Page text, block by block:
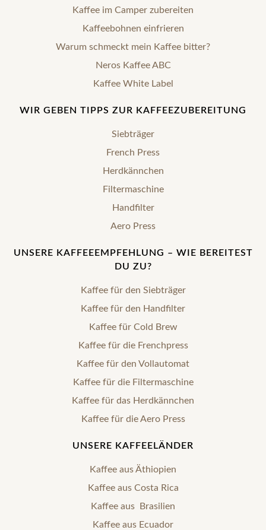
Kaffee im Camper zubereiten
Kaffeebohnen einfrieren
Warum schmeckt mein Kaffee bitter?
Neros Kaffee ABC
Kaffee White Label
WIR GEBEN TIPPS ZUR KAFFEEZUBEREITUNG
Siebträger
French Press
Herdkännchen
Filtermaschine
Handfilter
Aero Press
UNSERE KAFFEEEMPFEHLUNG – WIE BEREITEST
DU ZU?
Kaffee für den Siebträger
Kaffee für den Handfilter
Kaffee für Cold Brew
Kaffee für die Frenchpress
Kaffee für den Vollautomat
Kaffee für die Filtermaschine
Kaffee für das Herdkännchen
Kaffee für die Aero Press
UNSERE KAFFEELÄNDER
Kaffee aus Äthiopien
Kaffee aus Costa Rica
Kaffee aus Brasilien
Kaffee aus Ecuador